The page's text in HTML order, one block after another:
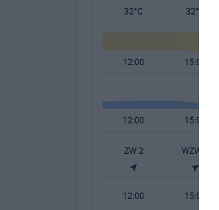
32°C 32°C
12:00 15:00
12:00 15:00
ZW 2 WZW 2
12:00 15:00